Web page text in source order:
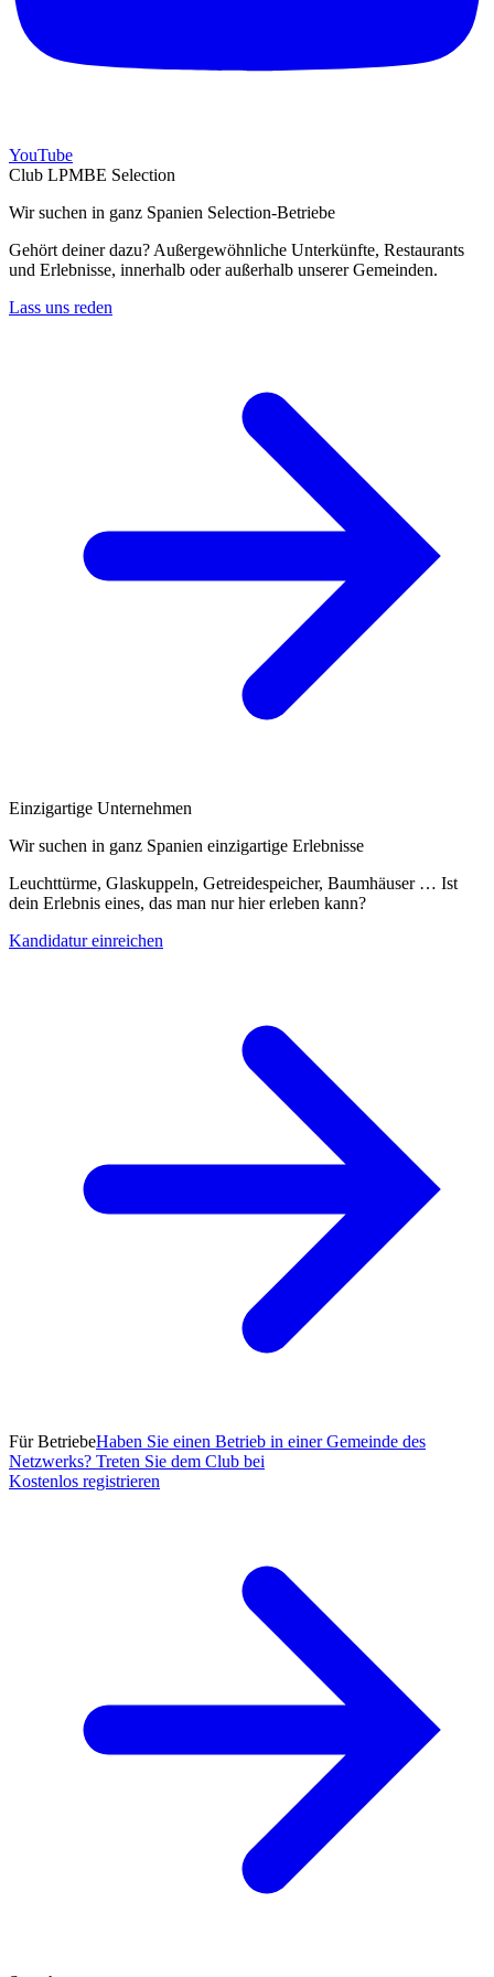
YouTube
Club LPMBE Selection
Wir suchen in ganz Spanien Selection-Betriebe
Gehört deiner dazu? Außergewöhnliche Unterkünfte, Restaurants
und Erlebnisse, innerhalb oder außerhalb unserer Gemeinden.
Lass uns reden
Einzigartige Unternehmen
Wir suchen in ganz Spanien einzigartige Erlebnisse
Leuchttürme, Glaskuppeln, Getreidespeicher, Baumhäuser … Ist
dein Erlebnis eines, das man nur hier erleben kann?
Kandidatur einreichen
Für BetriebeHaben Sie einen Betrieb in einer Gemeinde des
Netzwerks? Treten Sie dem Club bei
Kostenlos registrieren